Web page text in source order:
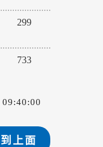
299
733
到上面